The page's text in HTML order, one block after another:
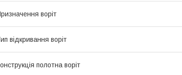
воріт
відкривання воріт
полотна воріт